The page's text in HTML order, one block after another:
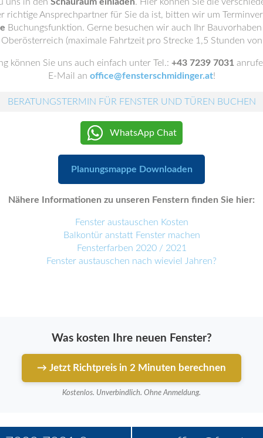
richtige Ansprechpartner für Sie da ist, bitten wir um
Buchungsfunktion. Gerne besuchen wir auch Ihr
(maximale Fahrtzeit pro Strecke 1,5 Stunden
können Sie uns auch einfach unter Tel.: +43 7239 7031
E-Mail an office@fensterschmidinger.at!
BERATUNGSTERMIN FÜR FENSTER UND TÜREN BUCHEN
WhatsApp Chat
Planungsmappe Downloaden
Nähere Informationen zu unseren Fenstern finden Sie hier:
Fenster austauschen Kosten
Balkontür anstatt Fenster machen
Fensterfarben 2020 / 2021
Fenster austauschen nach wieviel Jahren?
Was kosten Ihre neuen Fenster?
→ Jetzt Richtpreis in 2 Minuten berechnen
Kostenlos. Unverbindlich. Ohne Anmeldung.